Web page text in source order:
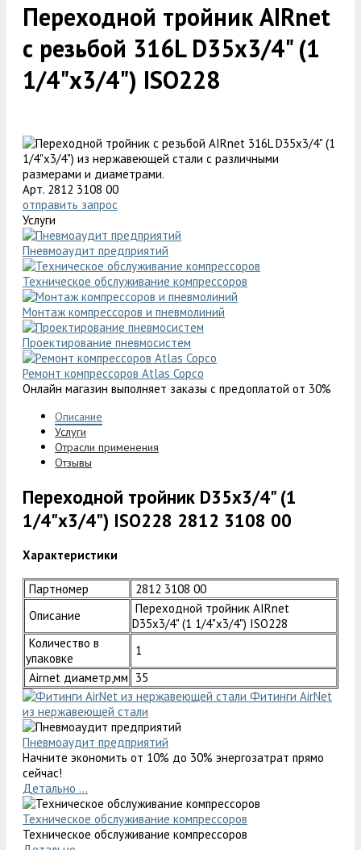
Переходной тройник AIRnet
с резьбой 316L D35x3/4" (1
1/4"x3/4") ISO228
Арт. 2812 3108 00
отправить запрос
Услуги
Пневмоаудит предприятий
Техническое обслуживание компрессоров
Монтаж компрессоров и пневмолиний
Проектирование пневмосистем
Ремонт компрессоров Atlas Copco
Онлайн магазин выполняет заказы с предоплатой от 30%
Описание
Услуги
Отрасли применения
Отзывы
Переходной тройник D35x3/4" (1
1/4"x3/4") ISO228 2812 3108 00
Характеристики
Партномер
2812 3108 00
Описание
Переходной тройник AIRnet
D35x3/4" (1 1/4"x3/4") ISO228
Количество в
упаковке
1
Airnet диаметр,мм 35
Фитинги AirNet
из нержавеющей стали
Пневмоаудит предприятий
Начните экономить от 10% до 30% энергозатрат прямо
сейчас!
Детально ...
Техническое обслуживание компрессоров
Техническое обслуживание компрессоров